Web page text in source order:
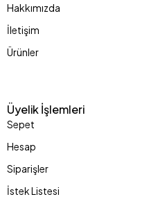
Hakkımızda
İletişim
Ürünler
Üyelik İşlemleri
Sepet
Hesap
Siparişler
İstek Listesi